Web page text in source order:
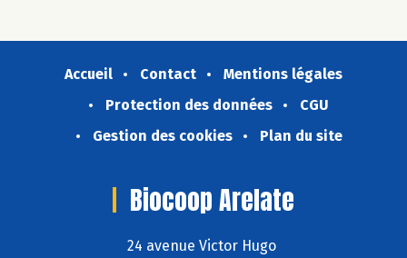
Accueil Contact
Mentions légales
Protection des données
CGU
Gestion des cookies
Plan du site
Biocoop Arelate
24 avenue Victor Hugo